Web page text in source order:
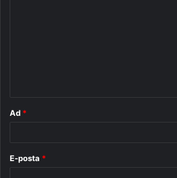
Ad *
E-posta *